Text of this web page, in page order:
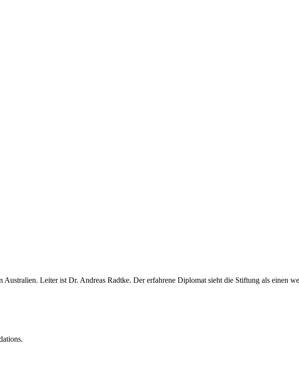
Leiter ist Dr. Andreas Radtke. Der erfahrene Diplomat sieht die Stiftung als einen